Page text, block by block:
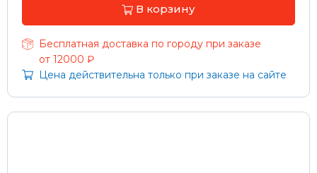
В корзину
Бесплатная доставка по городу при заказе
от 12000 ₽
Цена действительна только при заказе на сайте